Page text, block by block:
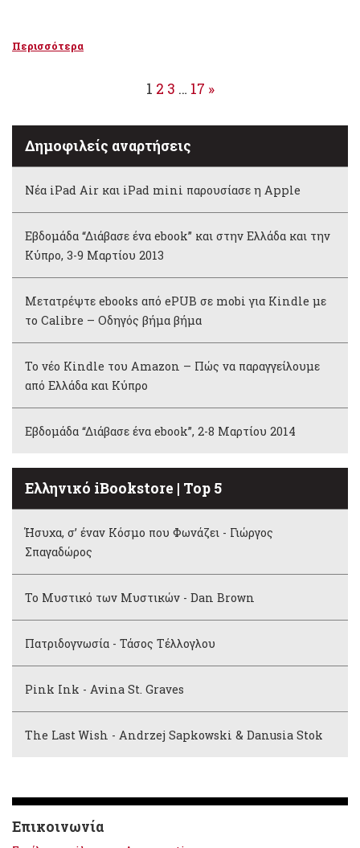
Περισσότερα
1 2 3 … 17 »
Δημοφιλείς αναρτήσεις
Νέα iPad Air και iPad mini παρουσίασε η Apple
Εβδομάδα “Διάβασε ένα ebook” και στην Ελλάδα και την
Κύπρο, 3-9 Μαρτίου 2013
Μετατρέψτε ebooks από ePUB σε mobi για Kindle με
το Calibre – Οδηγός βήμα βήμα
Το νέο Kindle του Amazon – Πώς να παραγγείλουμε
από Ελλάδα και Κύπρο
Εβδομάδα “Διάβασε ένα ebook”, 2-8 Μαρτίου 2014
Ελληνικό iBookstore | Top 5
Ήσυχα, σ’ έναν Κόσμο που Φωνάζει - Γιώργος
Σπαγαδώρος
Το Μυστικό των Μυστικών - Dan Brown
Πατριδογνωσία - Τάσος Τέλλογλου
Pink Ink - Avina St. Graves
The Last Wish - Andrzej Sapkowski & Danusia Stok
Επικοινωνία